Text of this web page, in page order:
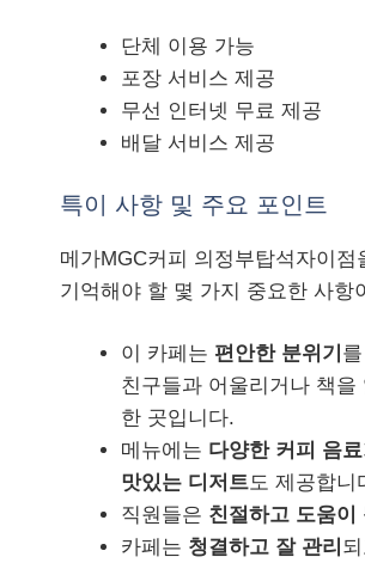
단체 이용 가능
포장 서비스 제공
무선 인터넷 무료 제공
배달 서비스 제공
특이 사항 및 주요 포인트
메가MGC커피 의정부탑석자이점
기억해야 할 몇 가지 중요한 사항
이 카페는 편안한 분위기
친구들과 어울리거나 책을
한 곳입니다.
메뉴에는 다양한 커피 음료
맛있는 디저트도 제공합니
직원들은 친절하고 도움이
카페는 청결하고 잘 관리